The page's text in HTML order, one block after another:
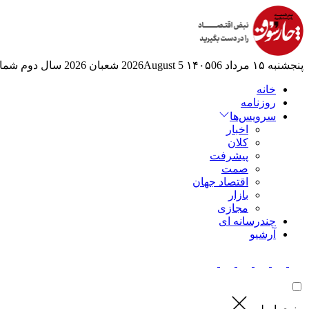
پنجشنبه ۱۵ مرداد ۱۴۰۵ 06 2026August 5 شعبان 2026 سال دوم
خانه
روزنامه
سرویس‌ها
اخبار
کلان
پیشرفت
صمت
اقتصاد جهان
بازار
مجازی
چندرسانه ای
آرشیو